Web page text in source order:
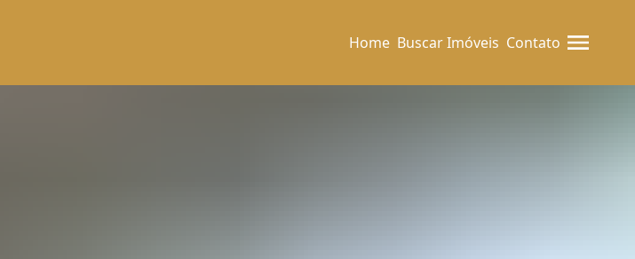
Home Buscar Imóveis Contato